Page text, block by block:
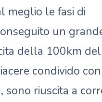
meglio le fasi di
un
della 100km del
condivido con
sono riuscita a